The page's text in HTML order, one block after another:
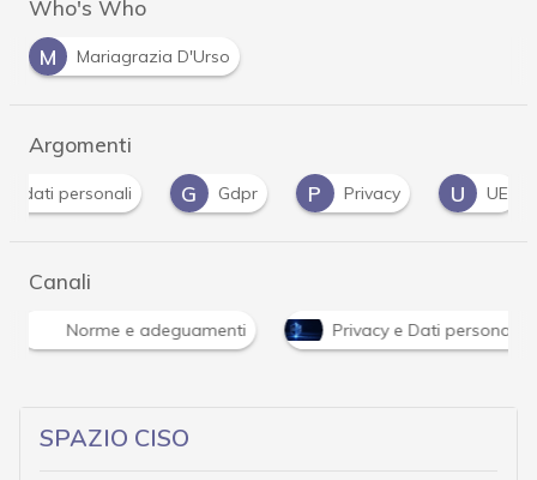
Who's Who
M
Mariagrazia D'Urso
Argomenti
dati personali G Gdpr P Privacy U UE
Canali
Norme e adeguamenti Privacy e Dati personali
SPAZIO CISO